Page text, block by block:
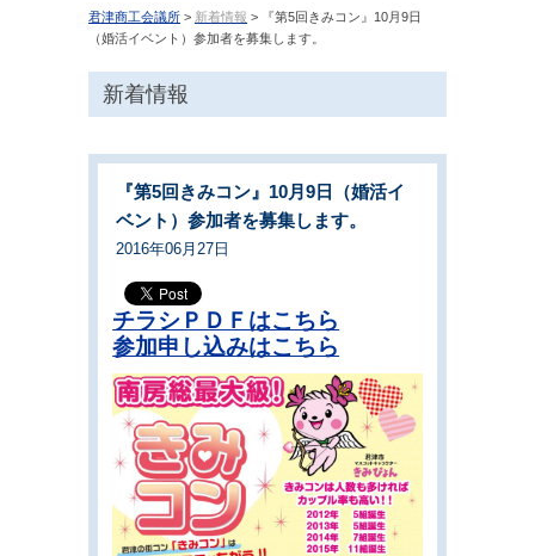
君津商工会議所 > 新着情報 > 『第5回きみコン』10月9日
（婚活イベント）参加者を募集します。
新着情報
『第5回きみコン』10月9日（婚活イ
ベント）参加者を募集します。
2016年06月27日
チラシＰＤＦはこちら
参加申し込みはこちら